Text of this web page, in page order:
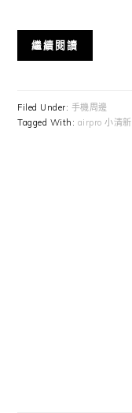
繼續閱讀
Filed Under: 手機周邊
Tagged With: airpro 小清新